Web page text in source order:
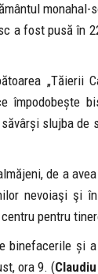
monahal-
a fost pusă în
„Tăierii
slujba de
de a
nevoiaşi şi
pentru
binefacerile și
ora 9. (